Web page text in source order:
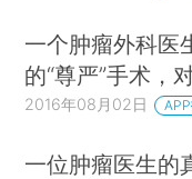
一个肿瘤外科医
的“尊严”手术，
2016年08月02日
一位肿瘤医生的